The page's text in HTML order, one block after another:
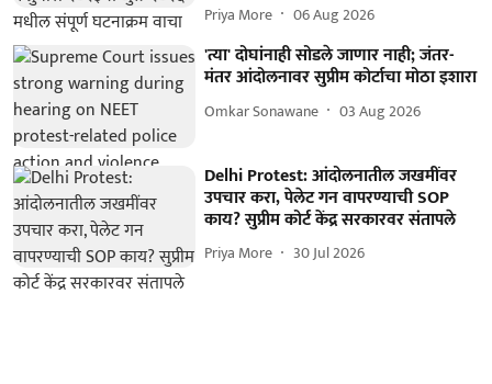
Priya More 06 Aug 2026
'त्या' दोघांनाही सोडले जाणार नाही; जंतर-
मंतर आंदोलनावर सुप्रीम कोर्टाचा मोठा इशारा
Omkar Sonawane 03 Aug 2026
Delhi Protest: आंदोलनातील जखमींवर
उपचार करा, पेलेट गन वापरण्याची SOP
काय? सुप्रीम कोर्ट केंद्र सरकारवर संतापले
Priya More 30 Jul 2026